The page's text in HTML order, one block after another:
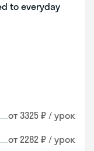
to everyday
от 3325 ₽ / урок
от 2282 ₽ / урок